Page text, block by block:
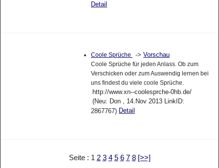
Detail
Coole Sprüche -> Vorschau
Coole Sprüche für jeden Anlass. Ob zum
Verschicken oder zum Auswendig lernen bei
uns findest du viele coole Sprüche.
http://www.xn--coolesprche-0hb.de/
(Neu: Don , 14.Nov 2013 LinkID:
2867767) Detail
Seite : 1 2 3 4 5 6 7 8 [>>]